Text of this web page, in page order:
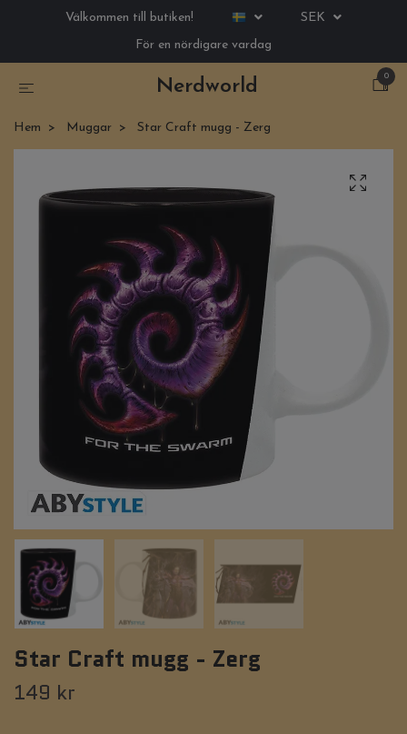
Välkommen till butiken!
SEK
För en nördigare vardag
Nerdworld
0
Hem Muggar Star Craft mugg - Zerg
Star Craft mugg - Zerg
149 kr